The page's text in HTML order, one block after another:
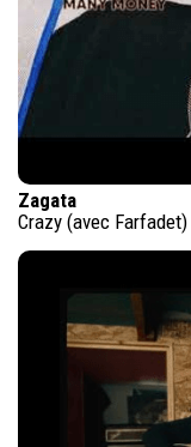
Zagata
Crazy (avec Farfadet)